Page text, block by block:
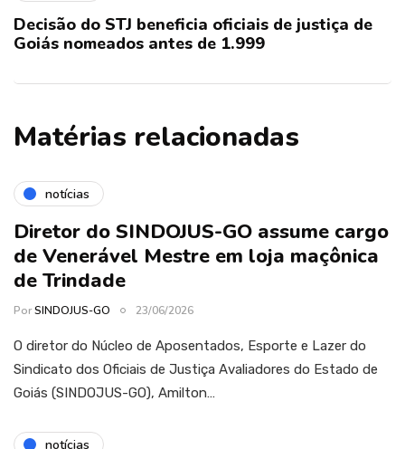
Decisão do STJ beneficia oficiais de justiça de
Goiás nomeados antes de 1.999
Matérias relacionadas
notícias
Diretor do SINDOJUS-GO assume cargo
de Venerável Mestre em loja maçônica
de Trindade
PorSINDOJUS-GO 23/06/2026
O diretor do Núcleo de Aposentados, Esporte e Lazer do
Sindicato dos Oficiais de Justiça Avaliadores do Estado de
Goiás (SINDOJUS-GO), Amilton…
notícias